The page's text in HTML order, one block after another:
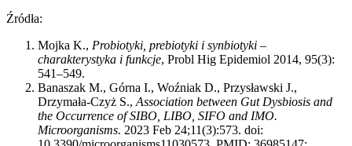
Źródła:
Mojka K., Probiotyki, prebiotyki i synbiotyki –
charakterystyka i funkcje, Probl Hig Epidemiol 2014, 95(3):
541–549.
Banaszak M., Górna I., Woźniak D., Przysławski J.,
Drzymała-Czyż S., Association between Gut Dysbiosis and
the Occurrence of SIBO, LIBO, SIFO and IMO.
Microorganisms. 2023 Feb 24;11(3):573. doi: